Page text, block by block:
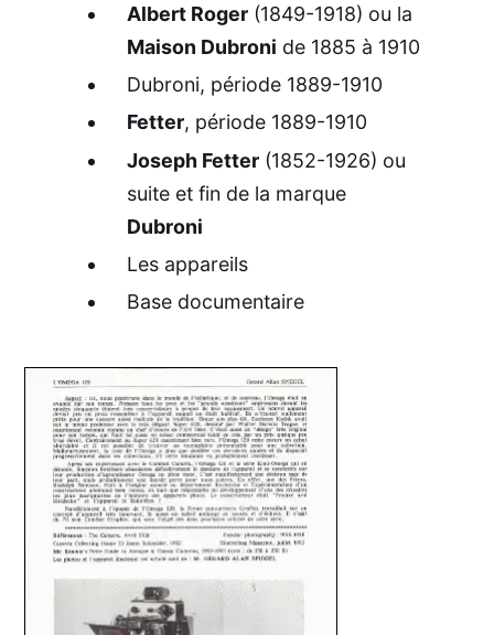
Albert Roger (1849-1918) ou la
Maison Dubroni de 1885 à 1910
Dubroni, période 1889-1910
Fetter, période 1889-1910
Joseph Fetter (1852-1926) ou
suite et fin de la marque
Dubroni
Les appareils
Base documentaire